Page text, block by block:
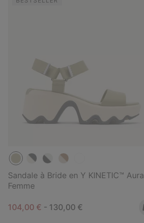
Sandale à Bride en Y KINETIC™ Aura
Femme
Minimum sale price:
104,00 € - Maximum price:
130,00 €